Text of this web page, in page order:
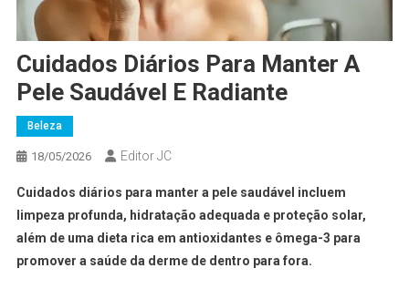
Cuidados Diários Para Manter A
Pele Saudável E Radiante
Beleza
18/05/2026 Editor JC
Cuidados diários para manter a pele saudável incluem
limpeza profunda, hidratação adequada e proteção solar,
além de uma dieta rica em antioxidantes e ômega-3 para
promover a saúde da derme de dentro para fora.